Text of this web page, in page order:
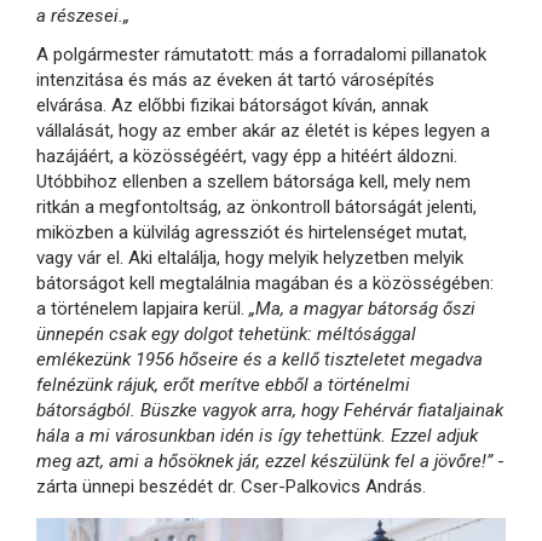
a részesei.„
A polgármester rámutatott: más a forradalomi pillanatok
intenzitása és más az éveken át tartó városépítés
elvárása. Az előbbi fizikai bátorságot kíván, annak
vállalását, hogy az ember akár az életét is képes legyen a
hazájáért, a közösségéért, vagy épp a hitéért áldozni.
Utóbbihoz ellenben a szellem bátorsága kell, mely nem
ritkán a megfontoltság, az önkontroll bátorságát jelenti,
miközben a külvilág agressziót és hirtelenséget mutat,
vagy vár el. Aki eltalálja, hogy melyik helyzetben melyik
bátorságot kell megtalálnia magában és a közösségében:
a történelem lapjaira kerül. „Ma, a magyar bátorság őszi
ünnepén csak egy dolgot tehetünk: méltósággal
emlékezünk 1956 hőseire és a kellő tiszteletet megadva
felnézünk rájuk, erőt merítve ebből a történelmi
bátorságból. Büszke vagyok arra, hogy Fehérvár fiataljainak
hála a mi városunkban idén is így tehettünk. Ezzel adjuk
meg azt, ami a hősöknek jár, ezzel készülünk fel a jövőre!”-
zárta ünnepi beszédét dr. Cser-Palkovics András.